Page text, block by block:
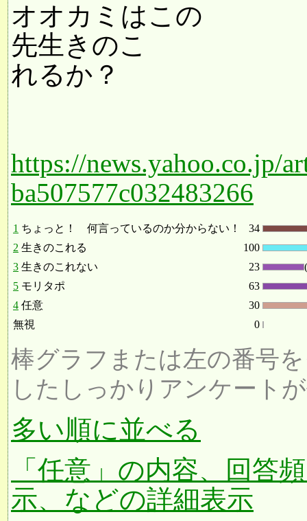
オオカミはこの
先生きのこ
れるか？
https://news.yahoo.co.jp/
ba507577c032483266
1 ちょっと！ 何言っているのか分からない！
34
2 生きのこれる
100
3 生きのこれない 23
5 モリタポ
63
4 任意
30
無視
0
棒グラフまたは左の番号
したしっかりアンケート
多い順に並べる
「任意」の内容、回答
示、などの詳細表示